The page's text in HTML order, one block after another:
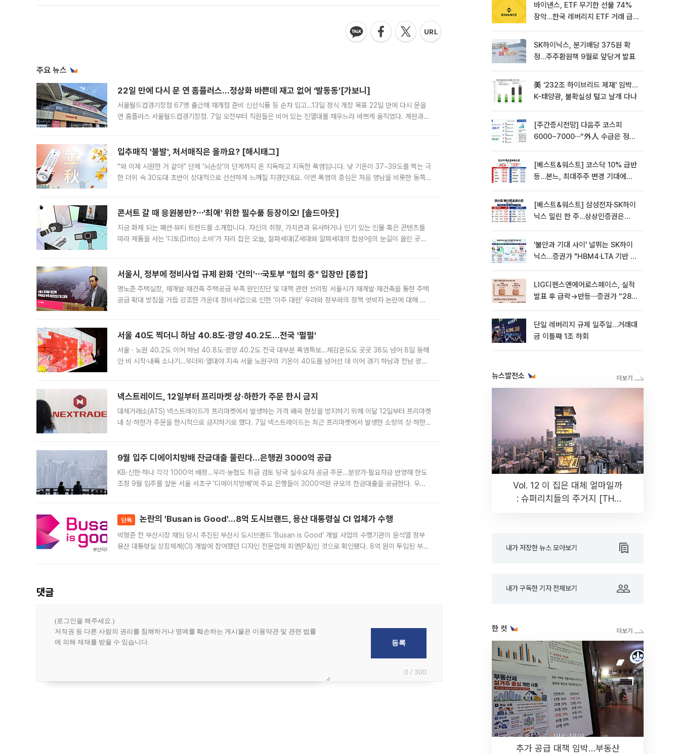
주요 뉴스
22일 만에 다시 문 연 홈플러스…정상화 바쁜데 재고 없어 ‘발동동’[가보니]
서울월드컵경기장점 67명 출근해 재개점 준비 신선식품 등 순차 입고…13일 정식 개장 목표 22일 만에 다시 문을
연 홈플러스 서울월드컵경기장점. 7일 오전부터 직원들은 비어 있는 진열대를 채우느라 바쁘게 움직였다. 계란과
입추매직 '불발', 처서매직은 올까요? [해시태그]
“와 이제 시원한 거 같아” 단체 ‘뇌손상’의 단계까지 온 지독하고 지독한 폭염입니다. 낮 기온이 37~39도를 찍는 극
한 더위 속 30도대 초반이 상대적으로 선선하게 느껴질 지경인데요. 이번 폭염의 중심은 처음 영남을 비롯한 동쪽
콘서트 갈 때 응원봉만?⋯'최애' 위한 필수품 등장이오! [솔드아웃]
지금 화제 되는 패션·뷰티 트렌드를 소개합니다. 자신의 취향, 가치관과 유사하거나 인기 있는 인물 혹은 콘텐츠를
따라 제품을 사는 '디토(Ditto) 소비'가 자리 잡은 오늘, 잘파세대(Z세대와 알파세대의 합성어)의 눈길이 쏠린 곳은
서울시, 정부에 정비사업 규제 완화 '건의'⋯국토부 "협의 중" 입장만 [종합]
명노준 주택실장, 재개발·재건축 주택공급 부족 원인진단 및 대책 관련 브리핑 서울시가 재개발·재건축을 통한 주택
공급 확대 방침을 거듭 강조한 가운데 정비사업으로 인한 '이주 대란' 우려와 정부와의 정책 엇박자 논란에 대해 정
서울 40도 찍더니 하남 40.8도·광양 40.2도…전국 '펄펄'
서울ㆍ노원 40.2도 이어 하남 40.8도·광양 40.2도 전국 대부분 폭염특보…체감온도도 곳곳 38도 넘어 8일 동해
안 비 시작·내륙 소나기…무더위·열대야 지속 서울 노원구의 기온이 40도를 넘어선 데 이어 경기 하남과 전남 광양
넥스트레이드, 12일부터 프리마켓 상·하한가 주문 한시 금지
대체거래소(ATS) 넥스트레이드가 프리마켓에서 발생하는 가격 왜곡 현상을 방지하기 위해 이달 12일부터 프리마켓
내 상·하한가 주문을 한시적으로 금지하기로 했다. 7일 넥스트레이드는 최근 프리마켓에서 발생한 소량의 상·하한
9월 입주 디에이치방배 잔금대출 풀린다…은행권 3000억 공급
KB·신한·하나 각각 1000억 배정…우리·농협도 취급 검토 당국 실수요자 공급 주문…분양가·필요자금 반영해 한도
조정 9월 입주를 앞둔 서울 서초구 ‘디에이치방배’에 주요 은행들이 3000억원 규모의 잔금대출을 공급한다. 우리
단독 논란의 'Busan is Good'…8억 도시브랜드, 용산 대통령실 CI 업체가 수행
박형준 전 부산시장 재임 당시 추진된 부산시 도시브랜드 ‘Busan is Good’ 개발 사업의 수행기관이 윤석열 정부
용산 대통령실 상징체계(CI) 개발에 참여했던 디자인 전문업체 피앤(P&)인 것으로 확인됐다. 8억 원이 투입된 부산
댓글
0 / 300
바이낸스, ETF 무기한 선물 74%
장악…한국 레버리지 ETF 거래 급
SK하이닉스, 분기배당 375원 확
정…주주환원책 9월로 앞당겨 발표
美 ‘232조 하이브리드 제재’ 임박…
K-태양광, 불확실성 털고 날개 다나
[주간증시전망] 다음주 코스피
6000~7000⋯“外人 수급은 정책
[베스트&워스트] 코스닥 10% 급반
등…본느, 최대주주 변경 기대에
[베스트&워스트] 삼성전자·SK하이
닉스 밀린 한 주…상상인증권은
'불안과 기대 사이' 널뛰는 SK하이
닉스…증권가 "HBM4·LTA 기반 펀
LIG디펜스앤에어로스페이스, 실적
발표 후 급락→반등⋯증권가 “28년
단일 레버리지 규제 일주일…거래대
금 이틀째 1조 하회
뉴스발전소
Vol. 12 이 집은 대체 얼마일까
: 슈퍼리치들의 주거지 [THE
내가 저장한 뉴스 모아보기
내가 구독한 기자 전체보기
한 컷
추가 공급 대책 임박…부동산